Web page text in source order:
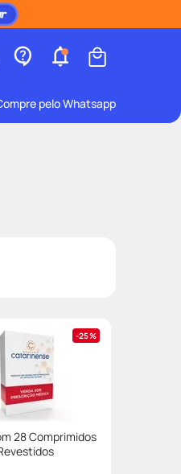
pelo Whatsapp
25%
28 Comprimidos